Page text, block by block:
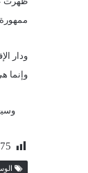
ممهورة
ودار
وإنما